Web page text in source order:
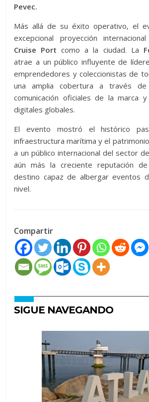
Pevec.
Más allá de su éxito operativo, el
excepcional proyección
Cruise Port como a la ciudad. La
atrae a un público influyente de
emprendedores y coleccionistas de
una amplia cobertura a través
comunicación oficiales de la marca
digitales globales.
El evento mostró el histórico
infraestructura marítima y el
a un público internacional del sector
aún más la creciente reputación
destino capaz de albergar eventos
nivel.
Compartir
SIGUE NAVEGANDO